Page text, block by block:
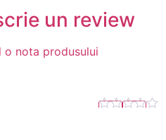
un review
o nota produsului